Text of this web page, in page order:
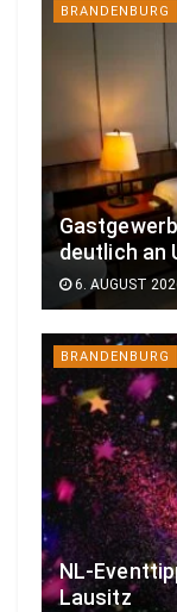
BRANDENBURG
deutlich an
6. AUGUST
BRANDENBURG
NL-
Lausitz